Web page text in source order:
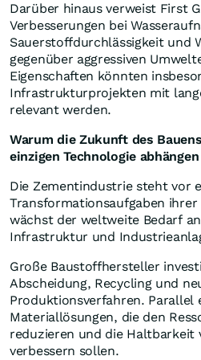
Darüber hinaus verweist First
Verbesserungen bei
Sauerstoffdurchlässigkeit und
gegenüber aggressiven
Eigenschaften könnten
Infrastrukturprojekten mit
relevant werden.
Warum die Zukunft des
einzigen Technologie
Die Zementindustrie steht vor
Transformationsaufgaben
wächst der weltweite Bedarf
Infrastruktur und
Große Baustoffhersteller
Abscheidung, Recycling und
Produktionsverfahren. Parallel
Materiallösungen, die den
reduzieren und die Haltbarkeit
verbessern sollen.